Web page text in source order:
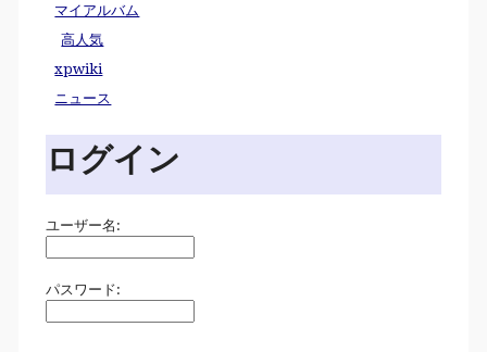
マイアルバム
高人気
xpwiki
ニュース
ログイン
ユーザー名:
パスワード: